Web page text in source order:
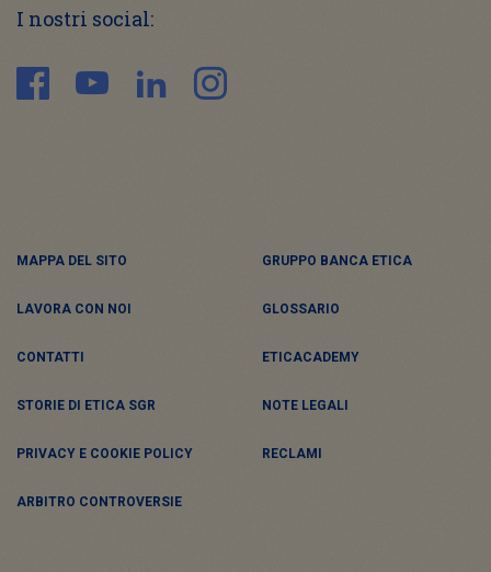
I nostri social:
MAPPA DEL SITO GRUPPO BANCA ETICA
LAVORA CON NOI GLOSSARIO
CONTATTI ETICACADEMY
STORIE DI ETICA SGR NOTE LEGALI
PRIVACY E COOKIE POLICY RECLAMI
ARBITRO CONTROVERSIE